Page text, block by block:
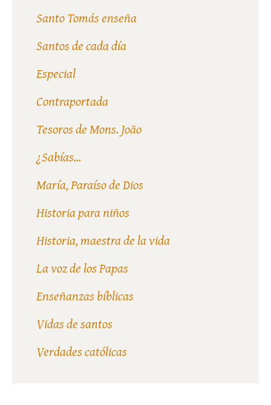
Santo Tomás enseña
Santos de cada día
Especial
Contraportada
Tesoros de Mons. João
¿Sabías...
María, Paraíso de Dios
Historia para niños
Historia, maestra de la vida
La voz de los Papas
Enseñanzas bíblicas
Vidas de santos
Verdades católicas